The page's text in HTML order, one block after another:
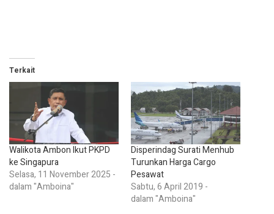
Terkait
Walikota Ambon Ikut PKPD
ke Singapura
Selasa, 11 November 2025 -
dalam "Amboina"
Disperindag Surati Menhub
Turunkan Harga Cargo
Pesawat
Sabtu, 6 April 2019 -
dalam "Amboina"